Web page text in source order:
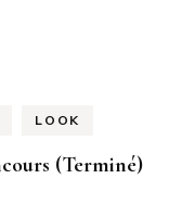
LOOK
(Terminé)